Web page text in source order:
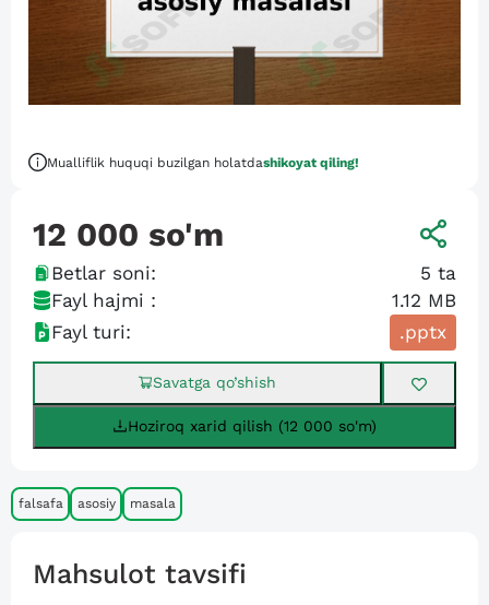
Mualliflik huquqi buzilgan holatdashikoyat qiling!
12 000 so'm
Betlar soni: 5 ta
Fayl hajmi :
1.12 MB
Fayl turi:
.pptx
Savatga qo’shish
Hoziroq xarid qilish (12 000 so'm)
falsafa asosiy masala
Mahsulot tavsifi